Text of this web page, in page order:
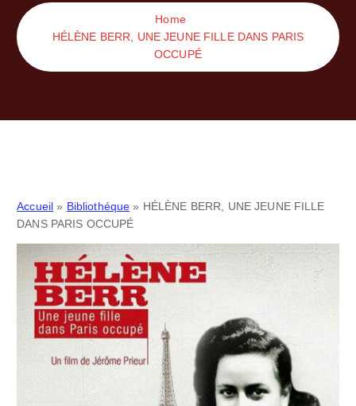
Home
HÉLÈNE BERR, UNE JEUNE FILLE DANS PARIS
OCCUPÉ
Accueil » Bibliothéque » HÉLÈNE BERR, UNE JEUNE FILLE
DANS PARIS OCCUPÉ